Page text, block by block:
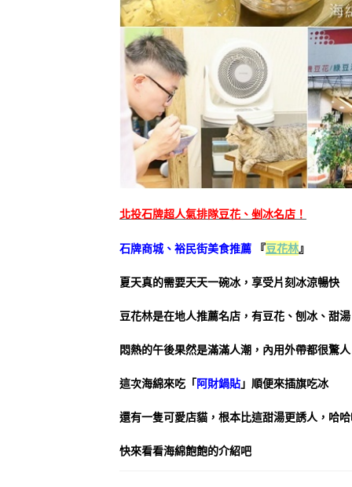
北投石牌超人氣排隊豆花、剉冰名店！
石牌商城、裕民街美食推薦 『豆花林』
夏天真的需要天天一碗冰，享受片刻冰涼暢快
豆花林是在地人推薦名店，有豆花、刨冰、甜
悶熱的午後果然是滿滿人潮，內用外帶都很驚人
這次海綿來吃「阿財鍋貼」順便來插旗吃冰
還有一隻可愛店貓，根本比這甜湯更誘人，哈
快來看看海綿飽飽的介紹吧